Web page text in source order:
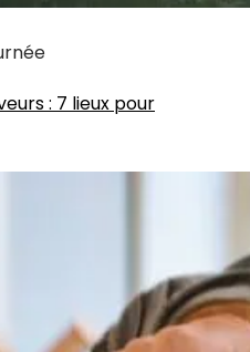
: 7 lieux pour